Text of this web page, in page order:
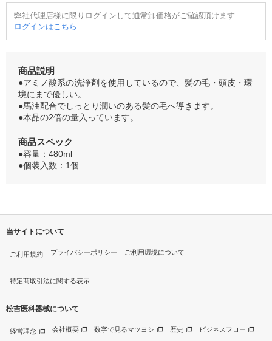
弊社代理店様に限りログインして通常卸価格がご確認頂けます
ログインはこちら
商品説明
●アミノ酸系の洗浄剤を使用しているので、髪の毛・頭皮・環
境にまで優しい。
●馬油配合でしっとり潤いのある髪の毛へ導きます。
●本品の2倍の量入っています。
商品スペック
●容量：480ml
●個装入数：1個
当サイトについて
ご利用規約 プライバシーポリシー ご利用環境について
特定商取引法に関する表示
松吉医科器械について
経営理念 会社概要 数字で見るマツヨシ 歴史 ビジネスフロー